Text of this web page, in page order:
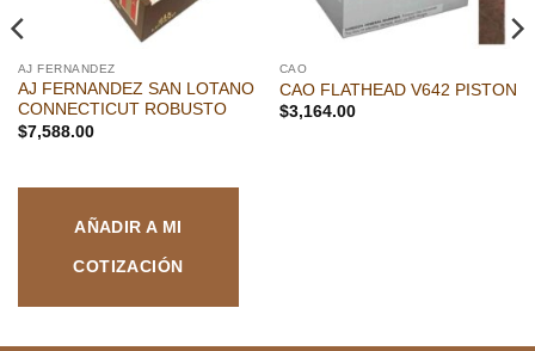
AJ FERNANDEZ
AJ FERNANDEZ SAN LOTANO
CONNECTICUT ROBUSTO
$7,588.00
AÑADIR A MI
COTIZACIÓN
CAO
CAO FLATHEAD V642 PISTON
$3,164.00